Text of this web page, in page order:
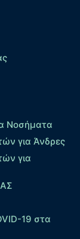
Νοσήματα
για Άνδρες
για
19 στα